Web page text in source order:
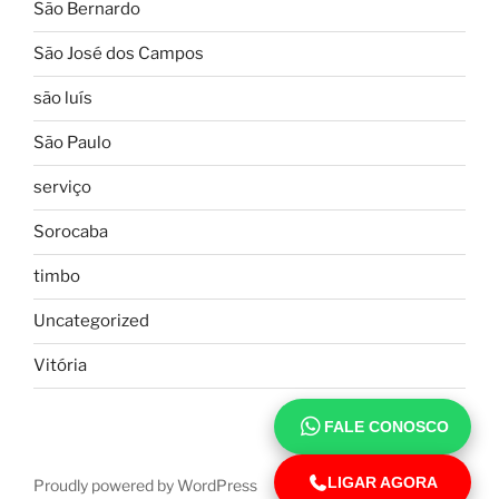
FALE CONOSCO
LIGAR AGORA
São Bernardo
São José dos Campos
são luís
São Paulo
serviço
Sorocaba
timbo
Uncategorized
Vitória
Proudly powered by WordPress